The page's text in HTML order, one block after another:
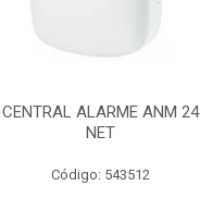
CENTRAL ALARME ANM 24
NET
Código: 543512